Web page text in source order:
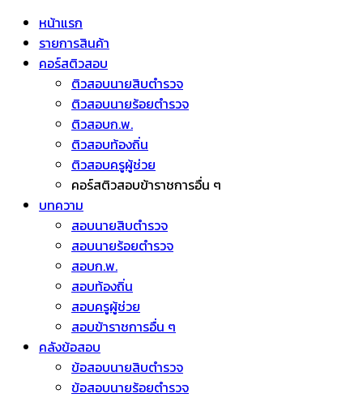
หน้าแรก
รายการสินค้า
คอร์สติวสอบ
ติวสอบนายสิบตำรวจ
ติวสอบนายร้อยตำรวจ
ติวสอบก.พ.
ติวสอบท้องถิ่น
ติวสอบครูผู้ช่วย
คอร์สติวสอบข้าราชการอื่น ๆ
บทความ
สอบนายสิบตำรวจ
สอบนายร้อยตำรวจ
สอบก.พ.
สอบท้องถิ่น
สอบครูผู้ช่วย
สอบข้าราชการอื่น ๆ
คลังข้อสอบ
ข้อสอบนายสิบตำรวจ
ข้อสอบนายร้อยตำรวจ